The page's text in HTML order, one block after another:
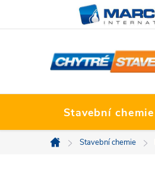
Stavební chemie
Domů
Stavební chemie